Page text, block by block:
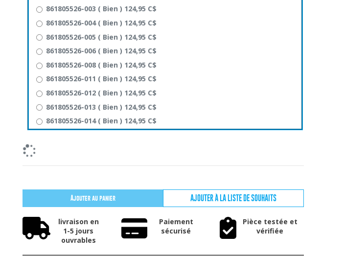
861805526-003 ( Bien ) 124,95 C$
861805526-004( Bien ) 124,95 C$
861805526-005 ( Bien ) 124,95 C$
861805526-006 ( Bien ) 124,95 C$
861805526-008 ( Bien ) 124,95 C$
861805526-011 ( Bien ) 124,95 C$
861805526-012 ( Bien ) 124,95 C$
861805526-013 ( Bien ) 124,95 C$
861805526-014( Bien ) 124,95 C$
Ajouter au panier AJOUTER À LA LISTE DE SOUHAITS
livraison en
1-5 jours
ouvrables
Paiement
sécurisé
Pièce testée et
vérifiée